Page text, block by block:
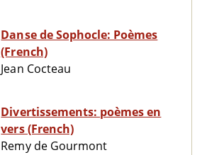
Danse de Sophocle: Poèmes
(French)
Jean Cocteau
Divertissements: poèmes en
vers (French)
Remy de Gourmont